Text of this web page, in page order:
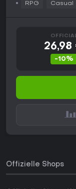
RPG Casual
26,98
-10%
Offizielle Shops